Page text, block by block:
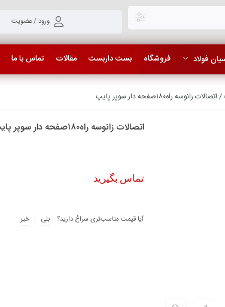
ورود / عضویت
فولاد فروشگاه بست داربست مقالات تماس با ما
/ اتصالات زانوسه راه۱۸۰صفحه دار سوپر پایپ
اتصالات زانوسه راه۱۸۰صفحه دار سوپر پایپ
تماس بگیرید
آیا قیمت مناسب‌تری سراغ دارید؟ بلی خیر